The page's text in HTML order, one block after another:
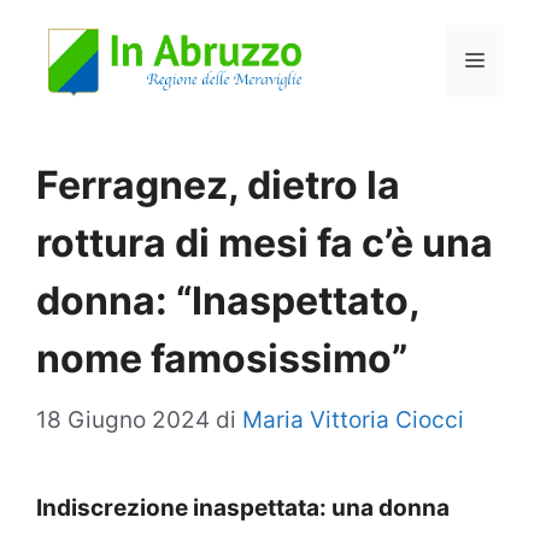
Menu
Ferragnez, dietro la
rottura di mesi fa c’è una
donna: “Inaspettato,
nome famosissimo”
18 Giugno 2024 di Maria Vittoria Ciocci
Indiscrezione inaspettata: una donna